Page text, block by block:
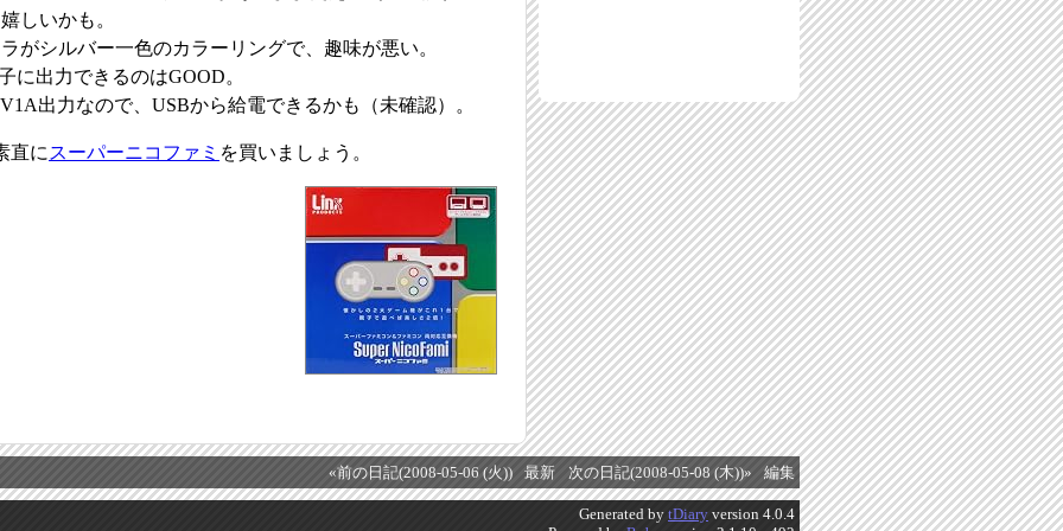
しいかも。
がシルバー一色のカラーリングで、趣味が悪い。
に出力できるのはGOOD。
出力なので、USBから給電できるかも（未確認）。
直に スーパーニコファミ を買いましょう。
«前の日記(2008-05-06 (火)) 最新 次の日記(2008-05-08 (木))» 編集
Generated by tDiary version 4.0.4